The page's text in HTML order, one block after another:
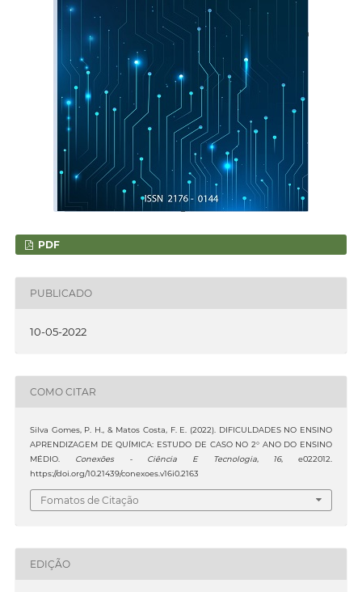
PDF
PUBLICADO
10-05-2022
COMO CITAR
Silva Gomes, P. H., & Matos Costa, F. E. (2022). DIFICULDADES NO ENSINO
APRENDIZAGEM DE QUÍMICA: ESTUDO DE CASO NO 2° ANO DO ENSINO
MÉDIO.
Conexões - Ciência E Tecnologia, 16, e022012.
https://doi.org/10.21439/conexoes.v16i0.2163
Fomatos de Citação
EDIÇÃO